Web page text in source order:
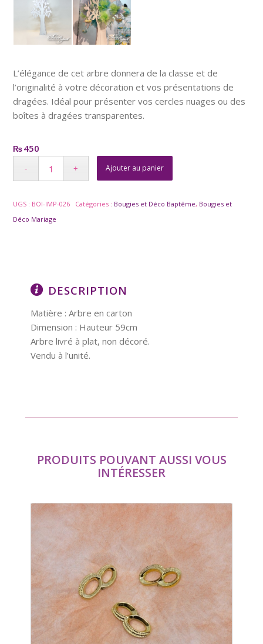
L’élégance de cet arbre donnera de la classe et de
l’originalité à votre décoration et vos présentations de
dragées. Idéal pour présenter vos cercles nuages ou des
boîtes à dragées transparentes.
₨450
Ajouter au panier
UGS : BOI-IMP-026 Catégories : Bougies et Déco Baptême, Bougies et
Déco Mariage
DESCRIPTION
Matière : Arbre en carton
Dimension : Hauteur 59cm
Arbre livré à plat, non décoré.
Vendu à l’unité.
PRODUITS POUVANT AUSSI VOUS
INTÉRESSER